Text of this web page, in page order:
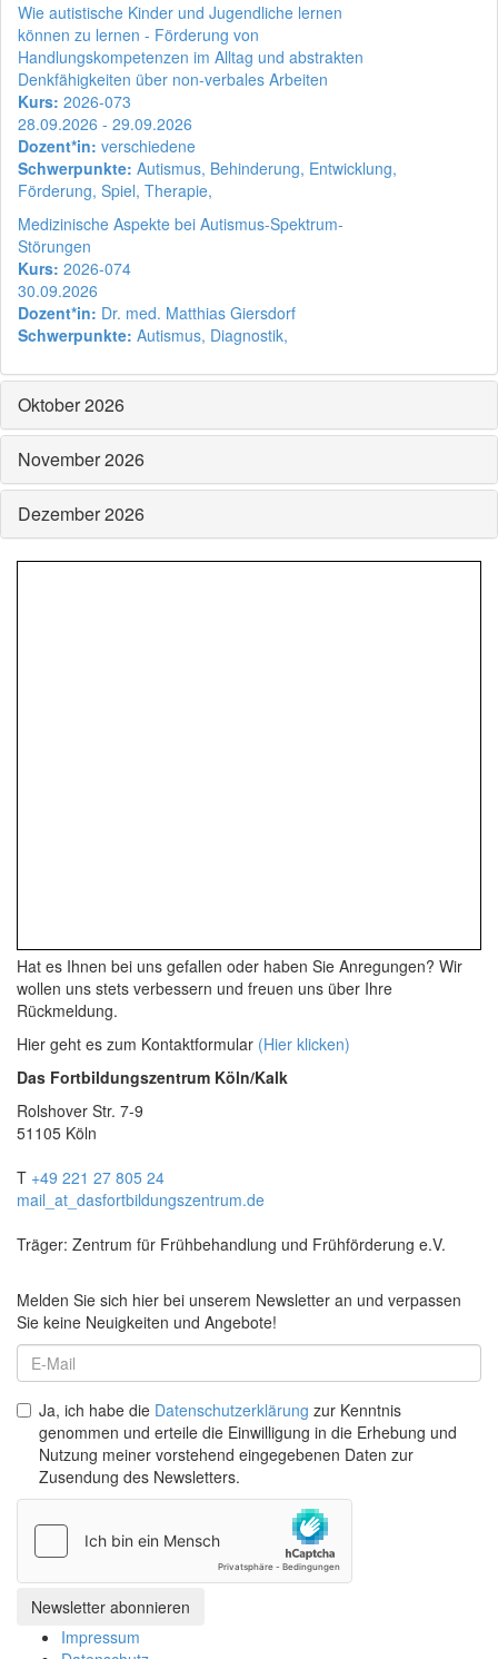
Wie autistische Kinder und Jugendliche lernen
können zu lernen - Förderung von
Handlungskompetenzen im Alltag und abstrakten
Denkfähigkeiten über non-verbales Arbeiten
Kurs: 2026-073
28.09.2026 - 29.09.2026
Dozent*in: verschiedene
Schwerpunkte: Autismus, Behinderung, Entwicklung,
Förderung, Spiel, Therapie,
Medizinische Aspekte bei Autismus-Spektrum-
Störungen
Kurs: 2026-074
30.09.2026
Dozent*in: Dr. med. Matthias Giersdorf
Schwerpunkte: Autismus, Diagnostik,
Oktober 2026
November 2026
Dezember 2026
Hat es Ihnen bei uns gefallen oder haben Sie Anregungen? Wir
wollen uns stets verbessern und freuen uns über Ihre
Rückmeldung.
Hier geht es zum Kontaktformular (Hier klicken)
Das Fortbildungszentrum Köln/Kalk
Rolshover Str. 7-9
51105 Köln
T +49 221 27 805 24
mail _at_ dasfortbildungszentrum.de
Träger: Zentrum für Frühbehandlung und Frühförderung e.V.
Melden Sie sich hier bei unserem Newsletter an und verpassen
Sie keine Neuigkeiten und Angebote!
Ja, ich habe die Datenschutzerklärung zur Kenntnis
genommen und erteile die Einwilligung in die Erhebung und
Nutzung meiner vorstehend eingegebenen Daten zur
Zusendung des Newsletters.
Impressum